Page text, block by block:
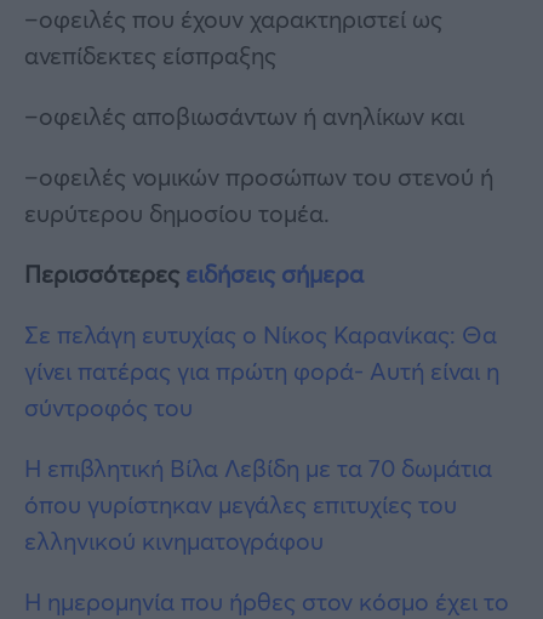
–οφειλές που έχουν χαρακτηριστεί ως
ανεπίδεκτες είσπραξης
–οφειλές αποβιωσάντων ή ανηλίκων και
–οφειλές νομικών προσώπων του στενού ή
ευρύτερου δημοσίου τομέα.
Περισσότερες ειδήσεις σήμερα
Σε πελάγη ευτυχίας ο Νίκος Καρανίκας: Θα
γίνει πατέρας για πρώτη φορά- Αυτή είναι η
σύντροφός του
Η επιβλητική Βίλα Λεβίδη με τα 70 δωμάτια
όπου γυρίστηκαν μεγάλες επιτυχίες του
ελληνικού κινηματογράφου
Η ημερομηνία που ήρθες στον κόσμο έχει το